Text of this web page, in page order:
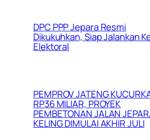
DPC PPP Jepara Resmi
Dikukuhkan, Siap Jalankan
Elektoral
PEMPROV JATENG
RP36 MILIAR, PROYEK
PEMBETONAN JALAN
KELING DIMULAI AKHIR JULI